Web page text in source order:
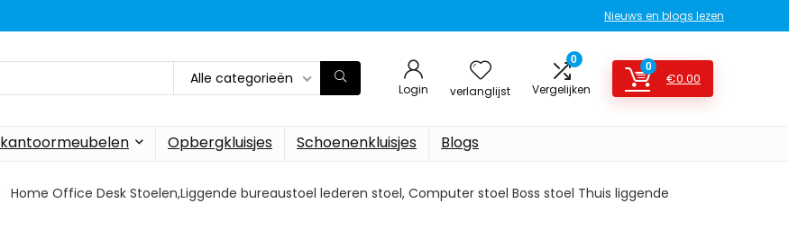
Nieuws en blogs lezen
Alle categorieën
Login verlanglijst
0
Vergelijken
0
€0.00
kantoormeubelen Opbergkluisjes Schoenenkluisjes Blogs
Home Office Desk Stoelen,Liggende bureaustoel lederen stoel, Computer stoel Boss stoel Thuis liggende